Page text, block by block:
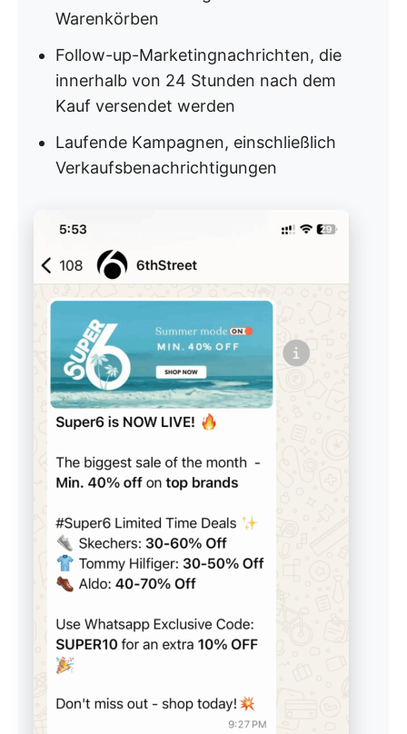
Warenkörben
Follow-up-Marketingnachrichten, die
innerhalb von 24 Stunden nach dem
Kauf versendet werden
Laufende Kampagnen, einschließlich
Verkaufsbenachrichtigungen